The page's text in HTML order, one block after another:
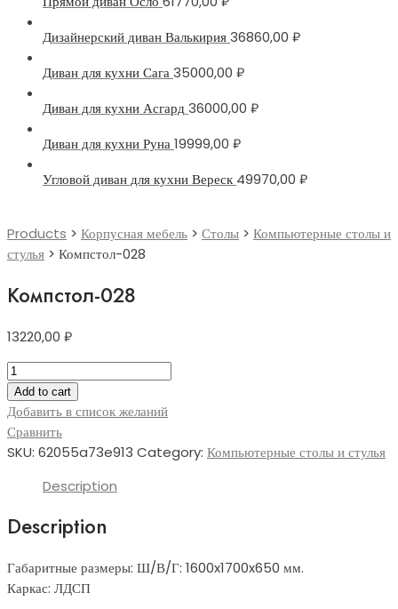
Дизайнерский диван Валькирия36860,00 ₽
Диван для кухни Сага35000,00 ₽
Диван для кухни Асгард36000,00 ₽
Диван для кухни Руна19999,00 ₽
Угловой диван для кухни Вереск 49970,00 ₽
Products > Корпусная мебель > Столы > Компьютерные столы и
стулья > Компстол-028
Компстол-028
13220,00 ₽
Компстол-028
quantity
Add to cart
Добавить в список желаний
Сравнить
SKU: 62055a73e913 Category: Компьютерные столы и стулья
Description
Description
Габаритные размеры: Ш/В/Г: 1600x1700x650 мм.
Каркас: ЛДСП